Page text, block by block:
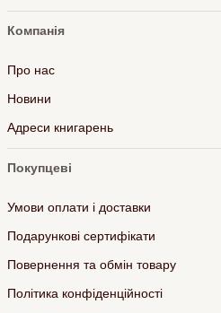
Компанія
Про нас
Новини
Адреси книгарень
Покупцеві
Умови оплати і доставки
Подарункові сертифікати
Повернення та обмін товару
Політика конфіденційності